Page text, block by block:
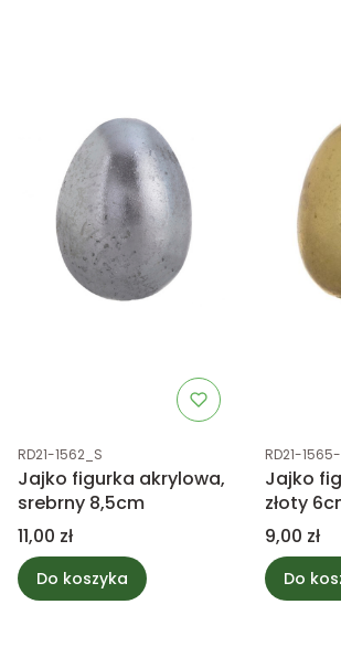
Kod produktu
RD21-1562_S
Jajko figurka akrylowa,
srebrny 8,5cm
Cena
11,00 zł
Do koszyka
Kod
RD21-
Jajko
złoty
Cena
9,00 zł
Do